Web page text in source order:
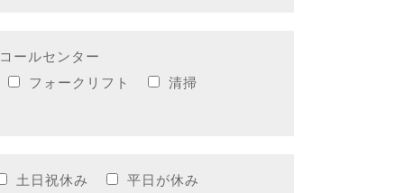
コールセンター
フォークリフト
清掃
土日祝休み
平日が休み